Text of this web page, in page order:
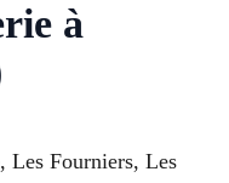
à
Les Fourniers, Les